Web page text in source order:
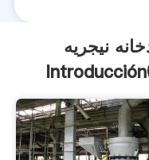
نیجریه